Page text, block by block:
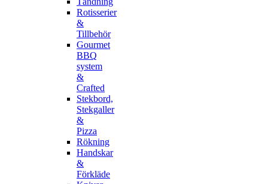
Rotisserier
&
Tillbehör
Gourmet
BBQ
system
&
Crafted
Stekbord,
Stekgaller
&
Pizza
Rökning
Handskar
&
Förkläde